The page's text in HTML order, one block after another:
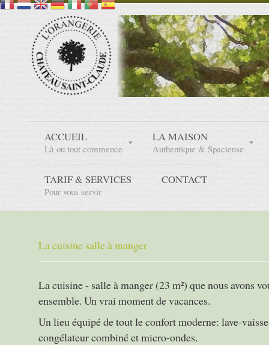
ACCUEIL
Là ou tout commence
LA MAISON
Authentique & Spacieuse
TARIF & SERVICES
Pour vous servir
CONTACT
La cuisine salle à manger
La cuisine - salle à manger (23 m²) que nous avons
ensemble. Un vrai moment de vacances.
Un lieu équipé de tout le confort moderne: lave-
congélateur combiné et micro-ondes.